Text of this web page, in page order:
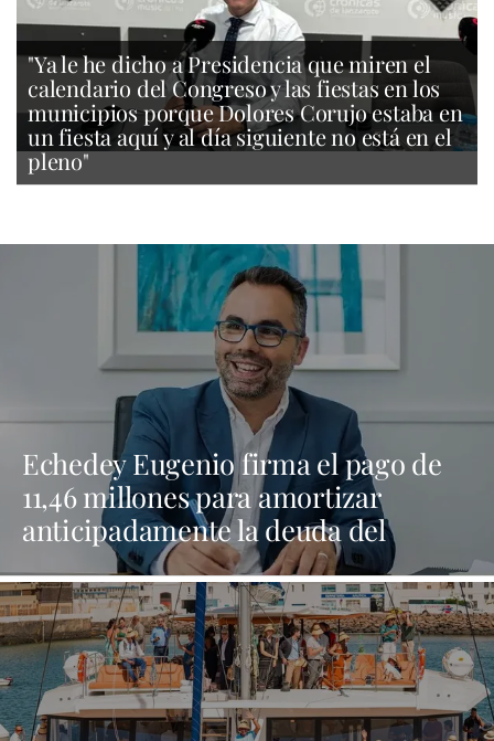
"Ya le he dicho a Presidencia que miren el
calendario del Congreso y las fiestas en los
municipios porque Dolores Corujo estaba en
un fiesta aquí y al día siguiente no está en el
pleno"
Echedey Eugenio firma el pago de
11,46 millones para amortizar
anticipadamente la deuda del
Ayuntamiento de Arrecife